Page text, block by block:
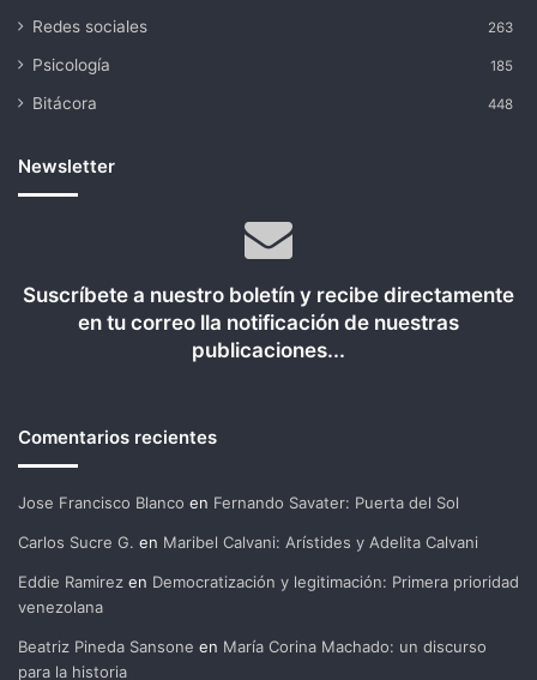
Redes sociales 263
Psicología 185
Bitácora 448
Newsletter
Suscríbete a nuestro boletín y recibe directamente
en tu correo lla notificación de nuestras
publicaciones...
Comentarios recientes
Jose Francisco Blanco en Fernando Savater: Puerta del Sol
Carlos Sucre G. en Maribel Calvani: Arístides y Adelita Calvani
Eddie Ramirez en Democratización y legitimación: Primera prioridad
venezolana
Beatriz Pineda Sansone en María Corina Machado: un discurso
para la historia